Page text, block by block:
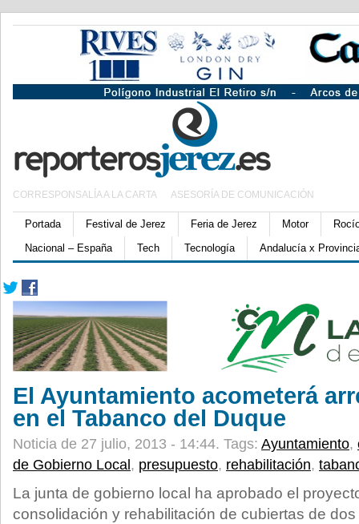
CORRESPONSALÍA A LA CARTA ASESORÍA DE COMUNICACIÓN
Portada Festival de Jerez Feria de Jerez Motor
Nacional – España
Tech Tecnología Andalucía x
El Ayuntamiento acometerá
en el Tabanco del Duque
Noticia de 27 julio, 2013 - 14:44. Tags: Ayuntamiento,
de Gobierno Local , presupuesto, rehabilitación,
La junta de gobierno local ha aprobado el
consolidación y rehabilitación de cubiertas de